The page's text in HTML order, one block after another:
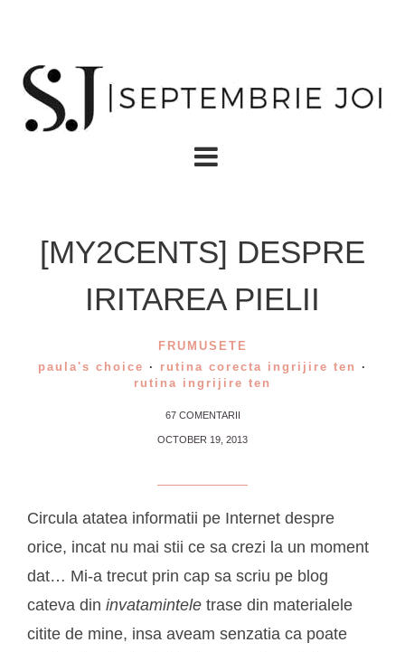
[MY2CENTS] DESPRE
IRITAREA PIELII
FRUMUSETE
paula's choice · rutina corecta ingrijire ten
·
rutina ingrijire ten
67 COMENTARII
OCTOBER 19, 2013
Circula atatea informatii pe Internet despre
orice, incat nu mai stii ce sa crezi la un moment
dat… Mi-a trecut prin cap sa scriu pe blog
cateva din invatamintele trase din materialele
citite de mine, insa aveam senzatia ca poate